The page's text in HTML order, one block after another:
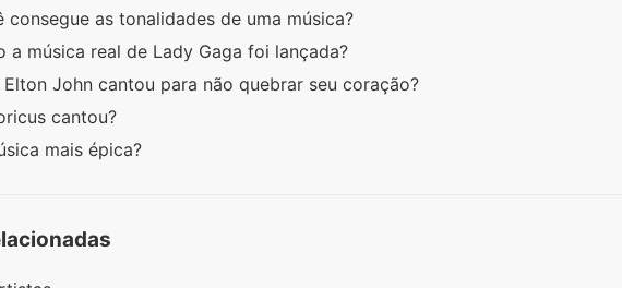
consegue as tonalidades de uma música?
a música real de Lady Gaga foi lançada?
John cantou para não quebrar seu coração?
cantou?
mais épica?